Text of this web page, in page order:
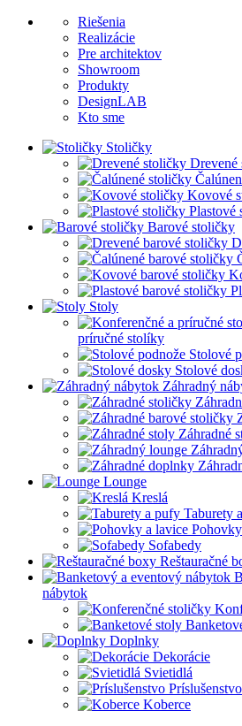
Riešenia
Realizácie
Pre architektov
Showroom
Produkty
DesignLAB
Kto sme
Stoličky
Drevené
Kovové
Plastové
Barové stoličky
Stoly
príručné stolíky
Stolové
Stolové
Záhradný
Záhradné
Lounge
Kreslá
Taburety
Sofabedy
Reštauračné
nábytok
Doplnky
Dekorácie
Svietidlá
Príslušenstvo
Koberce